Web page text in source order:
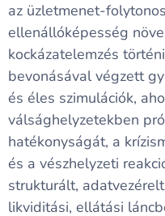
az üzletmenet-
ellenállóképesség
kockázatelemzés
bevonásával végzett
és éles szimulációk,
válsághelyzetekben
hatékonyságát, a
és a vészhelyzeti
strukturált,
likviditási, ellátási